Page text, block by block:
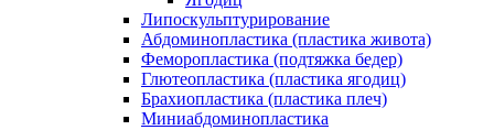
Липоскульптурирование
Абдоминопластика (пластика живота)
Феморопластика (подтяжка бедер)
Глютеопластика (пластика ягодиц)
Брахиопластика (пластика плеч)
Миниабдоминопластика